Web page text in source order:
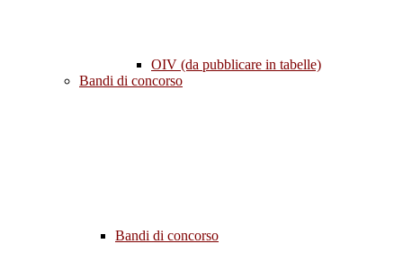
OIV (da pubblicare in tabelle)
Bandi di concorso
Bandi di concorso